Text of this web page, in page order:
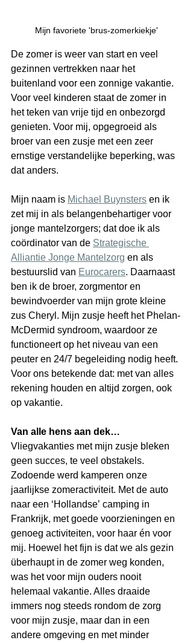
Mijn favoriete 'brus-zomerkiekje'
De zomer is weer van start en veel
gezinnen vertrekken naar het
buitenland voor een zonnige vakantie.
Voor veel kinderen staat de zomer in
het teken van vrije tijd en onbezorgd
genieten. Voor mij, opgegroeid als
broer van een zusje met een zeer
ernstige verstandelijke beperking, was
dat anders.
Mijn naam is Michael Buynsters en ik
zet mij in als belangenbehartiger voor
jonge mantelzorgers; dat doe ik als
coördinator van de Strategische
Alliantie Jonge Mantelzorg en als
bestuurslid van Eurocarers. Daarnaast
ben ik de broer, zorgmentor en
bewindvoerder van mijn grote kleine
zus Cheryl. Mijn zusje heeft het Phelan-
McDermid syndroom, waardoor ze
functioneert op het niveau van een
peuter en 24/7 begeleiding nodig heeft.
Voor ons betekende dat: met van alles
rekening houden en altijd zorgen, ook
op vakantie.
Van alle hens aan dek…
Vliegvakanties met mijn zusje bleken
geen succes, te veel obstakels.
Zodoende werd kamperen onze
jaarlijkse zomeractiviteit. Met de auto
naar een ‘Hollandse’ camping in
Frankrijk, met goede voorzieningen en
genoeg activiteiten, voor haar én voor
mij. Hoewel het fijn is dat we als gezin
überhaupt in de zomer weg konden,
was het voor mijn ouders nooit
helemaal vakantie. Alles draaide
immers nog steeds rondom de zorg
voor mijn zusje, maar dan in een
andere omgeving en met minder